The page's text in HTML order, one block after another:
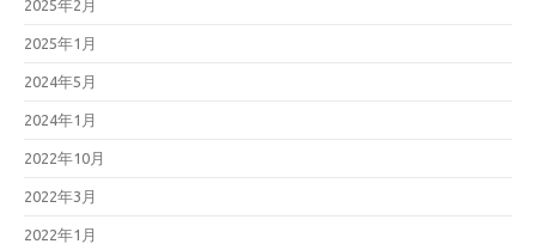
2025年2月
2025年1月
2024年5月
2024年1月
2022年10月
2022年3月
2022年1月